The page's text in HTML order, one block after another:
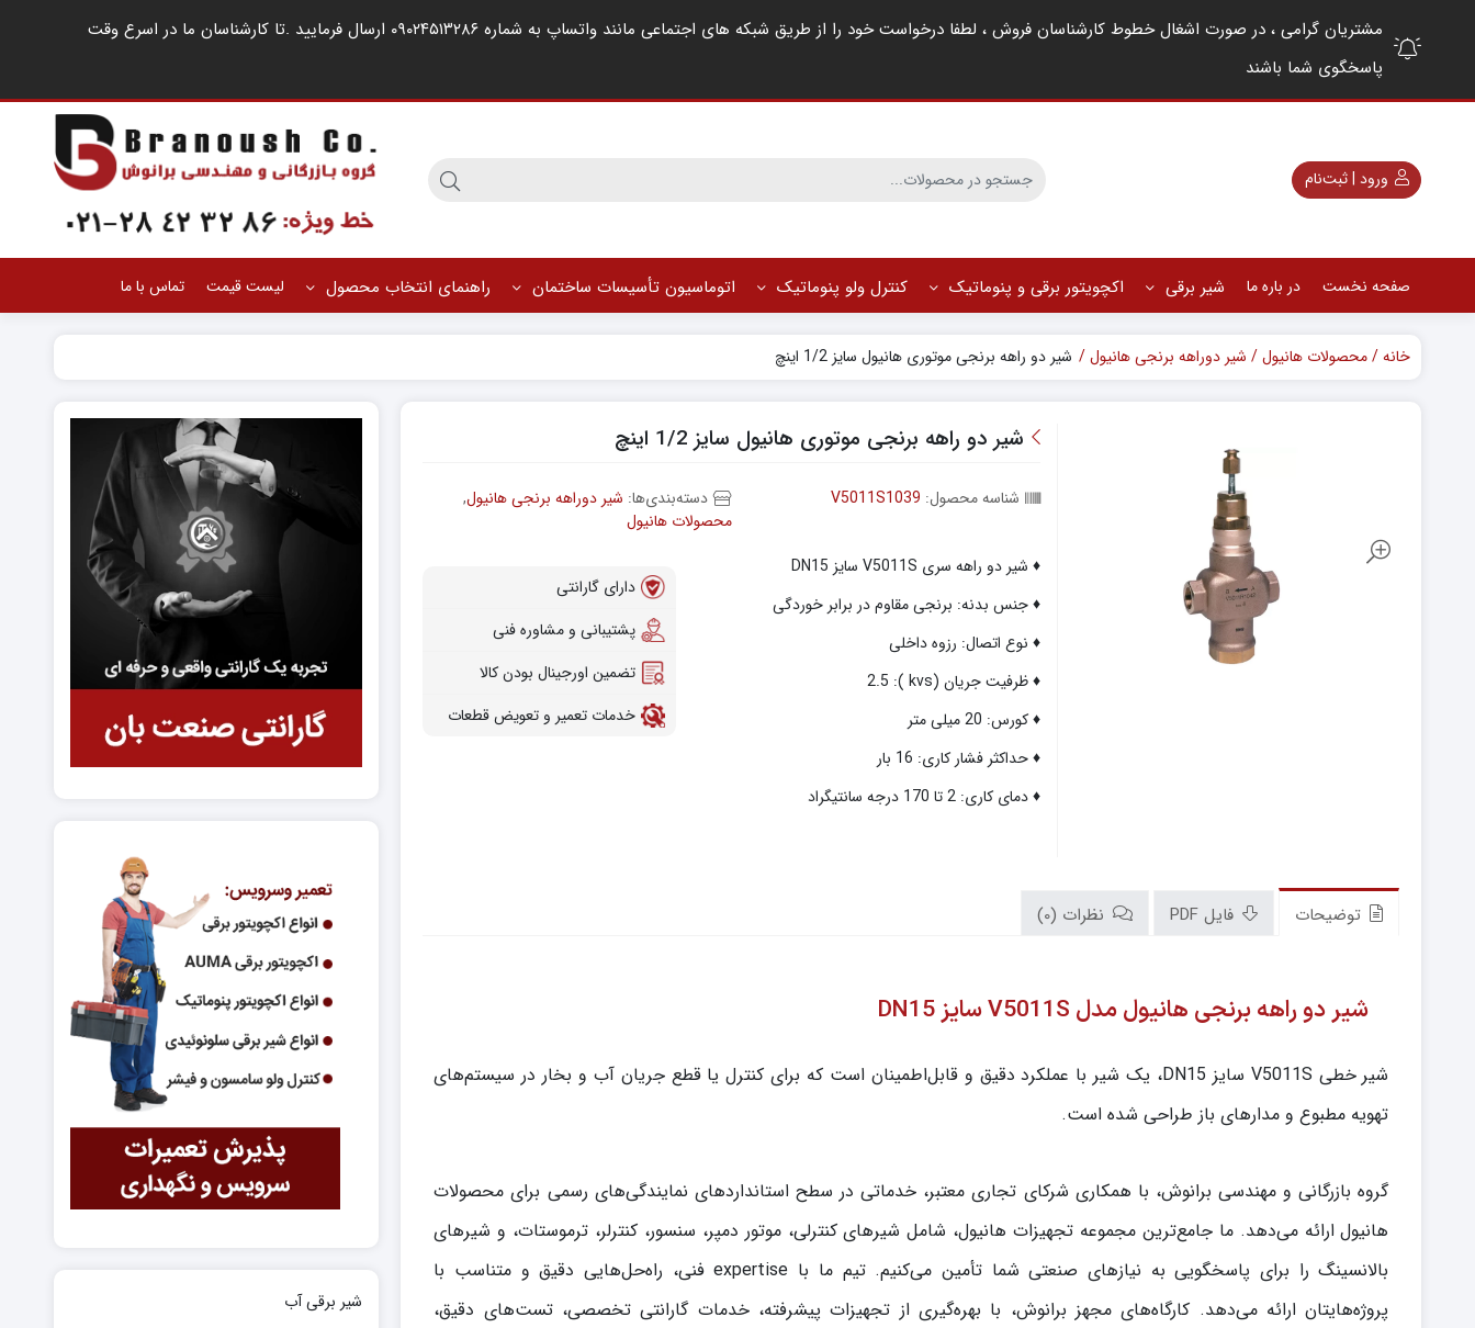
مشتریان گرامی ، در صورت اشغال خطوط کارشناسان فروش ، لطفا درخواست خود را از طریق شبکه های اجتماعی مانند واتساپ به شماره ۰۹۰۲۴۵۱۳۲۸۶ ارسال فرمایید .‌تا کارشناسان ما در اسرع وقت
پاسخگوی شما باشند
ورود | ثبت‌نام
صفحه نخست در باره ما شیر برقی اکچویتور برقی و پنوماتیک کنترل ولو پنوماتیک اتوماسیون تأسیسات ساختمان راهنمای انتخاب محصول لیست قیمت تماس با ما
خانه محصولات هانیول شیر دوراهه برنجی هانیول شیر دو راهه برنجی موتوری هانیول سایز 1/2 اینچ
شیر دو راهه برنجی موتوری هانیول سایز 1/2 اینچ
شناسه محصول: V5011S1039 دسته‌بندی‌ها: شیر دوراهه برنجی هانیول,
محصولات هانیول
♦ شیر دو راهه سری V5011S سایز DN15
♦ جنس بدنه: برنجی مقاوم در برابر خوردگی
♦ نوع اتصال: رزوه داخلی
♦ ظرفیت جریان (kvs ): 2.5
♦ کورس: 20 میلی متر
♦ حداکثر فشار کاری: 16 بار
♦ دمای کاری: 2 تا 170 درجه سانتیگراد
دارای گارانتی
پشتیبانی و مشاوره فنی
تضمین اورجینال بودن کالا
خدمات تعمیر و تعویض قطعات
توضیحات فایل PDF نظرات (0)
شیر دو راهه برنجی هانیول مدل V5011S سایز DN15
شیر خطی V5011S سایز DN15، یک شیر با عملکرد دقیق و قابل‌اطمینان است که برای کنترل یا قطع جریان آب و بخار در سیستم‌های
تهویه مطبوع و مدارهای باز طراحی شده است.
گروه بازرگانی و مهندسی برانوش، با همکاری شرکای تجاری معتبر، خدماتی در سطح استانداردهای نمایندگی‌های رسمی برای محصولات
هانیول ارائه می‌دهد. ما جامع‌ترین مجموعه تجهیزات هانیول، شامل شیرهای کنترلی، موتور دمپر، سنسور، کنترلر، ترموستات، و شیرهای
بالانسینگ را برای پاسخگویی به نیازهای صنعتی شما تأمین می‌کنیم. تیم ما با expertise فنی، راه‌حل‌هایی دقیق و متناسب با
پروژه‌هایتان ارائه می‌دهد. کارگاه‌های مجهز برانوش، با بهره‌گیری از تجهیزات پیشرفته، خدمات گارانتی تخصصی، تست‌های دقیق،
شیر برقی آب